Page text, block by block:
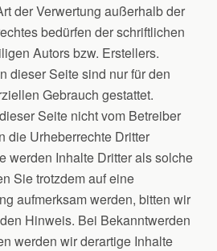
der Verwertung außerhalb der
bedürfen der schriftlichen
Autors bzw. Erstellers.
dieser Seite sind nur für den
Gebrauch gestattet.
Seite nicht vom Betreiber
die Urheberrechte Dritter
werden Inhalte Dritter als solche
Sie trotzdem auf eine
aufmerksam werden, bitten wir
Hinweis. Bei Bekanntwerden
werden wir derartige Inhalte